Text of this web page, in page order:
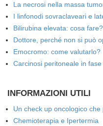
La necrosi nella massa
I linfonodi sovraclaveari e
Bilirubina elevata: cosa fare?
Dottore, perché non si può
Emocromo: come valutarlo?
Carcinosi peritoneale in
INFORMAZIONI UTILI
Un check up oncologico
Chemioterapia e Ipertermia